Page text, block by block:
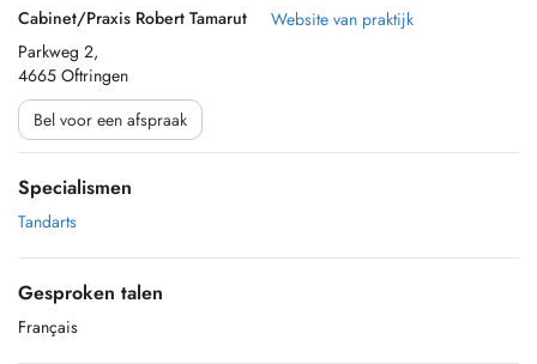
Cabinet/Praxis Robert Tamarut
Parkweg 2,
4665 Oftringen
Website van praktijk
Bel voor een afspraak
Specialismen
Tandarts
Gesproken talen
Français